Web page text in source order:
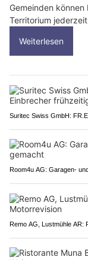
Gemeinden
Territorium
Weiterlesen
Suritec Swiss GmbH:
Room4u AG: Garagen-
Remo AG, Lustmühle AR: